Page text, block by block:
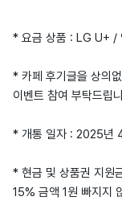
* 요금 상품 : LG U+ /
* 카페 후기글을 상의
이벤트 참여 부탁드립
* 개통 일자 : 2025년
* 현금 및 상품권 지원
15% 금액 1원 빠지지